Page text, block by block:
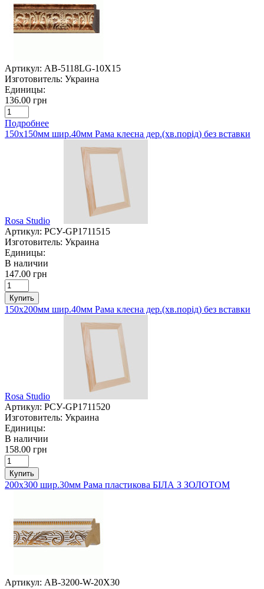
Артикул: AB-5118LG-10X15
Изготовитель: Украина
Единицы:
136.00 грн
Подробнее
150х150мм шир.40мм Рама клеєна дер.(хв.порід) без вставки
Rosa Studio
Артикул: РСУ-GP1711515
Изготовитель: Украина
Единицы:
В наличии
147.00 грн
Купить
150х200мм шир.40мм Рама клеєна дер.(хв.порід) без вставки
Rosa Studio
Артикул: РСУ-GP1711520
Изготовитель: Украина
Единицы:
В наличии
158.00 грн
Купить
200х300 шир.30мм Рама пластикова БІЛА З ЗОЛОТОМ
Артикул: AB-3200-W-20X30